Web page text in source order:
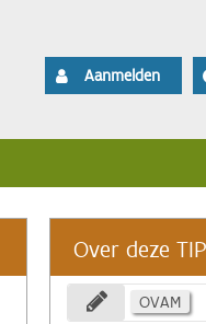
Aanmelden
Over deze TIP
OVAM